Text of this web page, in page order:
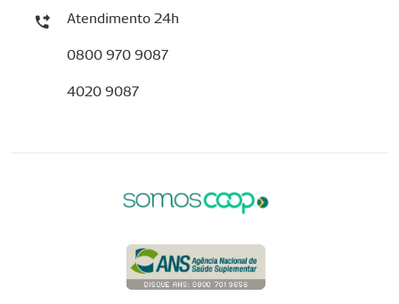
Atendimento 24h
0800 970 9087
4020 9087